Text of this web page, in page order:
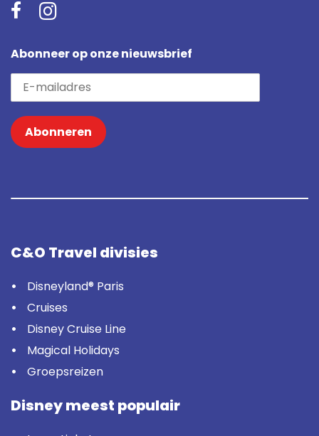
Abonneer op onze nieuwsbrief
Abonneren
C&O Travel divisies
Disneyland® Paris
Cruises
Disney Cruise Line
Magical Holidays
Groepsreizen
Disney meest populair